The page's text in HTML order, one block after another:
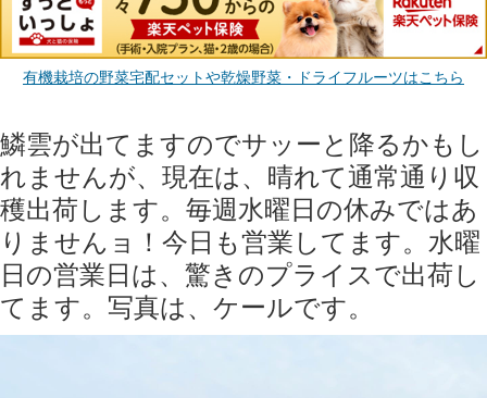
有機栽培の野菜宅配セットや乾燥野菜・ドライフルーツはこちら
鱗雲が出てますのでサッーと降るかもし
れませんが、現在は、晴れて通常通り収
穫出荷します。毎週水曜日の休みではあ
りませんョ！今日も営業してます。水曜
日の営業日は、驚きのプライスで出荷し
てます。写真は、ケールです。